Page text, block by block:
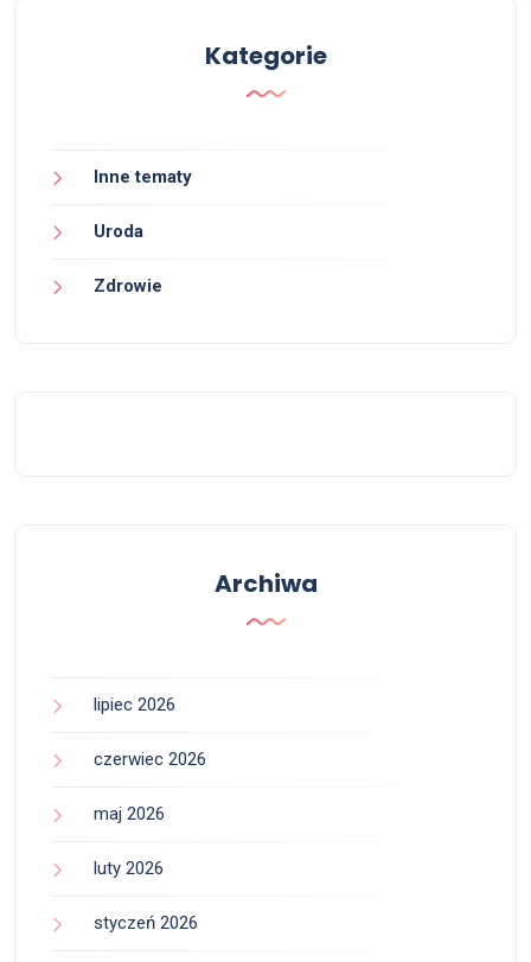
Kategorie
Inne tematy
Uroda
Zdrowie
Archiwa
lipiec 2026
czerwiec 2026
maj 2026
luty 2026
styczeń 2026